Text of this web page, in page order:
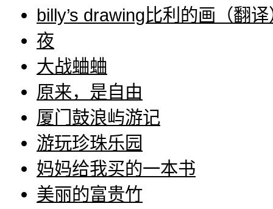
billy’s drawing比利的画（翻
夜
大战蛐蛐
原来，是自由
厦门鼓浪屿游记
游玩珍珠乐园
妈妈给我买的一本书
美丽的富贵竹